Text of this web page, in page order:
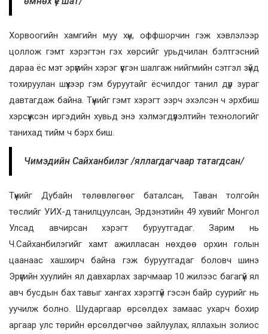
Хорвоогийн хамгийн муу хүн, оффшорчин гэж хэвлэлээр
цоллож гэмт хэрэгтэн гэх хөрсийг урьдчилан бэлтгэсний
дараа ёс мэт эрүүгийн хэрэг үүсгэн шалгаж нийгмийн сэтгэл зүйд
тохируулан шүүхээр гэм буруутайг ёсчилдог танил дүр зураг
давтагдаж байна. Түүнийг гэмт хэрэгт ээрч эхэлсэн ч эрхбиш
хэрсүүжсэн иргэдийн хувьд энэ хэлмэгдүүлэлтийн технологийг
танихад тийм ч бэрх биш.
Чимэдийн Сайханбилэг /яллагдагчаар татагдсан/
Түүнийг Дубайн төлөвлөгөөг баталсан, Таван толгойн
төслийг УИХ-д танилцуулсан, Эрдэнэтийн 49 хувийг Монгол
Улсад авчирсан хэрэгт буруутгадаг. Зарим нь
Ч.Сайханбилэгийг хамт ажилласан нөхдөө орхин голын
цаанаас хашхирч байна гэж буруутгадаг боловч шинэ
Эрүүгийн хуулийн ял давхарлах зарчмаар 10 жилээс багагүй ял
авч бусдын бах тавыг хангах хэрэггүй гэсэн байр суурийг нь
уучилж болно. Шударгаар өрсөлдөх замаас ухарч бохир
аргаар улс төрийн өрсөлдөгчөө зайлуулах, яллахын золиос